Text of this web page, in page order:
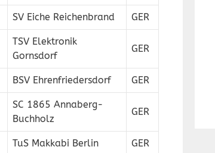
SV Eiche Reichenbrand GER
TSV Elektronik
Gornsdorf
GER
BSV Ehrenfriedersdorf GER
SC 1865 Annaberg-
Buchholz
GER
TuS Makkabi Berlin GER